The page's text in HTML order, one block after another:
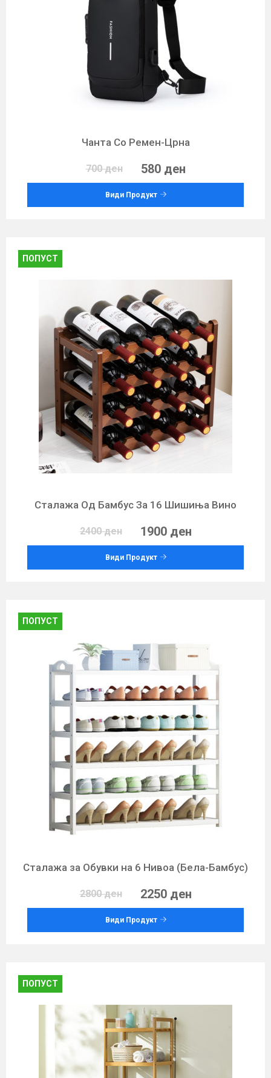
Чанта Со Ремен-Црна
700 ден 580 ден
Види Продукт
ПОПУСТ
Сталажа Од Бамбус За 16 Шишиња Вино
2400 ден 1900 ден
Види Продукт
ПОПУСТ
Сталажа за Обувки на 6 Нивоа (Бела-Бамбус)
2800 ден 2250 ден
Види Продукт
ПОПУСТ